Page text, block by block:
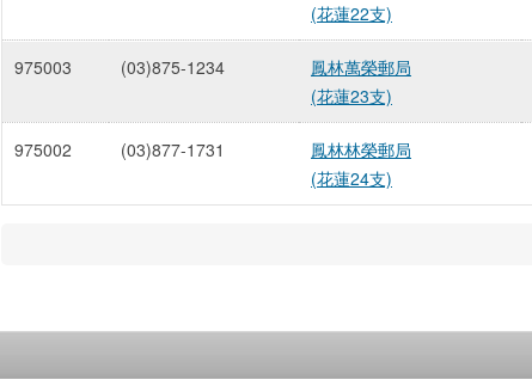
(花蓮22支)
975003 (03)875-1234
鳳林萬榮郵局
(花蓮23支)
975002 (03)877-1731
鳳林林榮郵局
(花蓮24支)